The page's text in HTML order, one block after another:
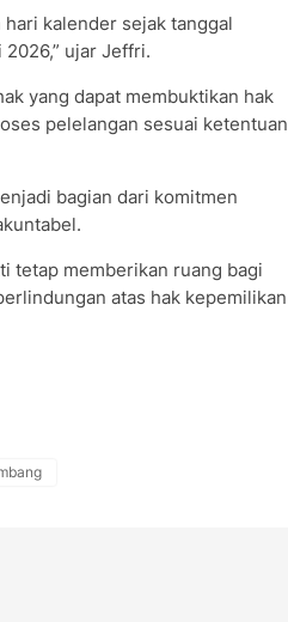
kalender sejak tanggal
ujar Jeffri.
yang dapat membuktikan hak
pelelangan sesuai ketentuan
bagian dari komitmen
tetap memberikan ruang bagi
atas hak kepemilikan